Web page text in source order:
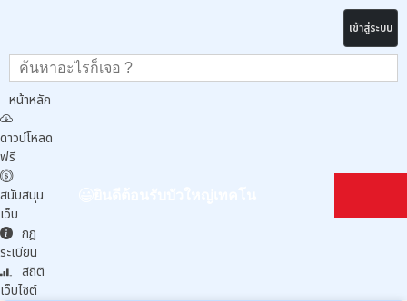
เข้าสู่ระบบ
หน้าหลัก
ดาวน์โหลด
ฟรี
สนับสนุน
เว็บ
กฎ
ระเบียน
สถิติ
เว็บไซต์